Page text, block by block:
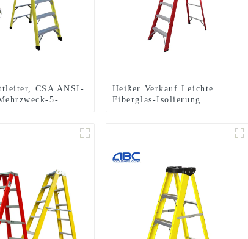
CSA ANSI-
5-
Heißer Verkauf Leichte
Fiberglas-Isolierung